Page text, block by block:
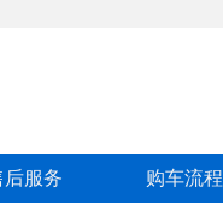
后服务 购车流程